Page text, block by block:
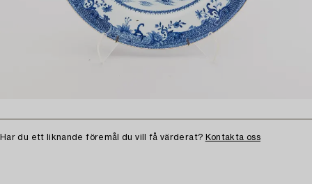
Har du ett liknande föremål du vill få värderat? Kontakta oss